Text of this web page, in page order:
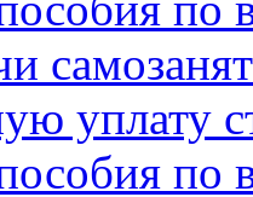
уплату
по